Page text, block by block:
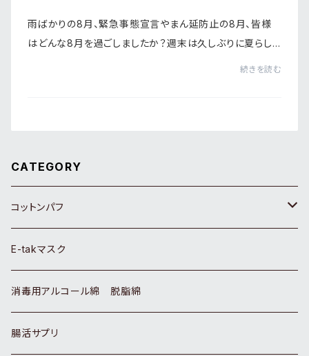
雨ばかりの8月、緊急事態宣言やまん延防止の8月、皆様
はどんな8月を過ごしましたか？週末は久しぶりに夏らし
続きを読む
CATEGORY
コットンパフ
コットンパフ ホワイト
コットンパフ 生成り
ベビー用品
E-takマスク
消毒用アルコール綿 脱脂綿
腸活サプリ